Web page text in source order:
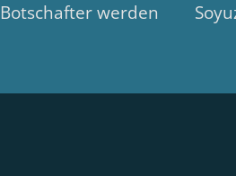
Botschafter werden